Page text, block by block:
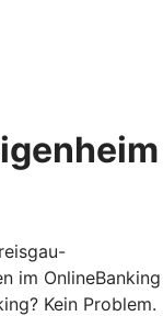
im OnlineBanking
Kein Problem.